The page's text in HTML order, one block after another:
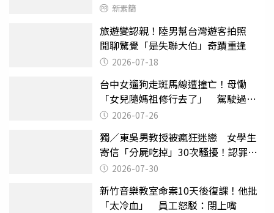
新素簡
旅遊變認親！陸男幫台灣遊客拍照
閒聊驚覺「是失聯大伯」奇蹟重逢
2026-07-18
台中女遛狗走斑馬線遭撞亡！母慟
「女兒隨媽祖修行去了」 駕駛過失
致死判9月
2026-07-26
獨／東吳男教授被瘋狂迷戀 女學生
寄信「分屍吃掉」30次騷擾！認罪免
關 2026-07-30
新竹音樂教室命案10天後復課！他批
「太冷血」 員工怒駁：閉上嘴